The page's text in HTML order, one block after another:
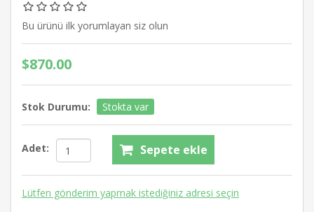
Bu ürünü ilk yorumlayan siz olun
$870.00
Stok Durumu: Stokta var
Adet: Sepete ekle
Lütfen gönderim yapmak istediğiniz adresi seçin